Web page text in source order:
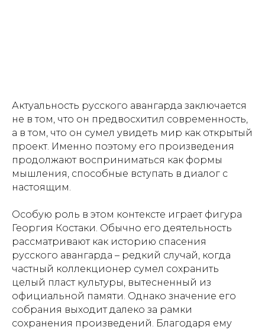
Актуальность русского авангарда заключается
не в том, что он предвосхитил современность,
а в том, что он сумел увидеть мир как открытый
проект. Именно поэтому его произведения
продолжают восприниматься как формы
мышления, способные вступать в диалог с
настоящим.
Особую роль в этом контексте играет фигура
Георгия Костаки. Обычно его деятельность
рассматривают как историю спасения
русского авангарда – редкий случай, когда
частный коллекционер сумел сохранить
целый пласт культуры, вытесненный из
официальной памяти. Однако значение его
собрания выходит далеко за рамки
сохранения произведений. Благодаря ему